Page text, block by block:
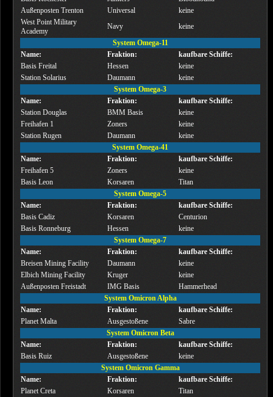
Außenposten Trenton
Universal
keine
West Point Military
Academy
Navy
keine
System Omega-11
Name:
Fraktion:
kaufbare Schiffe:
Basis Freital
Hessen
keine
Station Solarius
Daumann
keine
System Omega-3
Name:
Fraktion:
kaufbare Schiffe:
Station Douglas
BMM Basis
keine
Freihafen 1
Zoners
keine
Station Rugen
Daumann
keine
System Omega-41
Name:
Fraktion:
kaufbare Schiffe:
Freihafen 5
Zoners
keine
Basis Leon
Korsaren
Titan
System Omega-5
Name:
Fraktion:
kaufbare Schiffe:
Basis Cadiz
Korsaren
Centurion
Basis Ronneburg
Hessen
keine
System Omega-7
Name:
Fraktion:
kaufbare Schiffe:
Breisen Mining Facility
Daumann
keine
Elbich Mining Facility
Kruger
keine
Außenposten Freistadt
IMG Basis
Hammerhead
System Omicron Alpha
Name:
Fraktion:
kaufbare Schiffe:
Planet Malta
Ausgestoßene
Sabre
System Omicron Beta
Name:
Fraktion:
kaufbare Schiffe:
Basis Ruiz
Ausgestoßene
keine
System Omicron Gamma
Name:
Fraktion:
kaufbare Schiffe:
Planet Creta
Korsaren
Titan